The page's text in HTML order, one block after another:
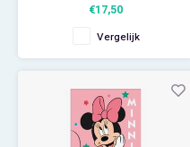
ideaal voor thuisgebruik maar
ook leuk om als strandlaken te
gebruiken bij een dagje strand
of zwembad. Afmeting: 70 x 140
€17,50
Vergelijk